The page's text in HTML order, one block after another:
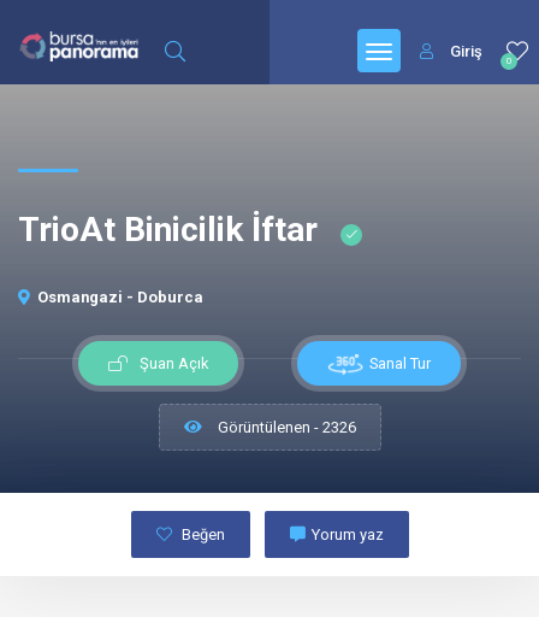
0
Giriş
TrioAt Binicilik İftar
Osmangazi - Doburca
Şuan Açık Sanal Tur
Görüntülenen - 2326
Beğen Yorum yaz